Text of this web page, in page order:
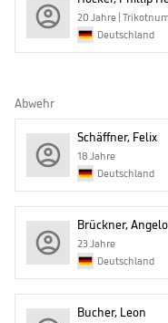
20 Jahre |
Deutschland
Abwehr
Schäffner, Felix
18 Jahre
Deutschland
Brückner, Angelo
23 Jahre
Deutschland
Bucher, Leon